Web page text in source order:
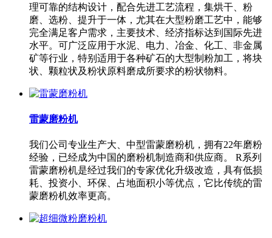
理可靠的结构设计，配合先进工艺流程，集烘干、粉
磨、选粉、提升于一体，尤其在大型粉磨工艺中，能够
完全满足客户需求，主要技术、经济指标达到国际先进
水平。可广泛应用于水泥、电力、冶金、化工、非金属
矿等行业，特别适用于各种矿石的大型制粉加工，将块
状、颗粒状及粉状原料磨成所要求的粉状物料。
雷蒙磨粉机
我们公司专业生产大、中型雷蒙磨粉机，拥有22年磨粉
经验，已经成为中国的磨粉机制造商和供应商。 R系列
雷蒙磨粉机是经过我们的专家优化升级改造，具有低损
耗、投资小、环保、占地面积小等优点，它比传统的雷
蒙磨粉机效率更高。